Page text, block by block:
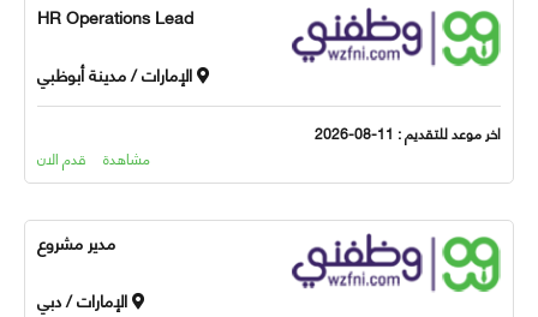
HR Operations Lead
الإمارات / مدينة أبوظبي
للتقديم : 11-08-2026
قدم الان
مدير مشروع
الإمارات / دبي